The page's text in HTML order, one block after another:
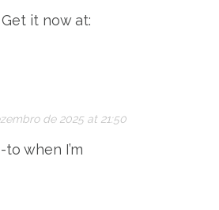
it now at:
de 2025 at 21:50
when I’m